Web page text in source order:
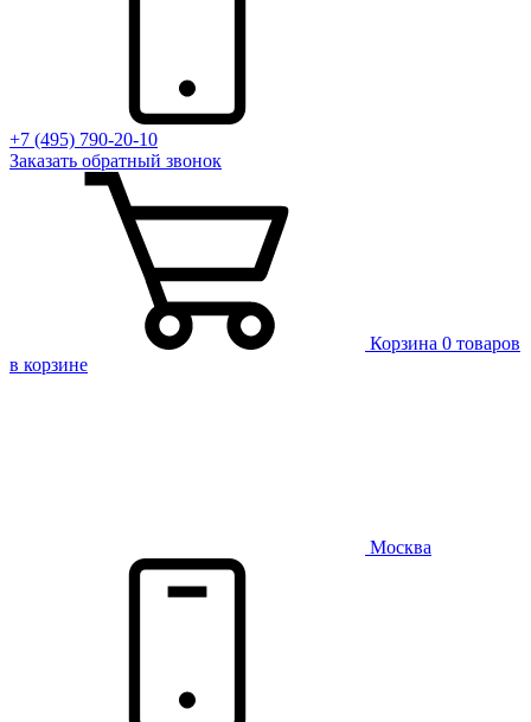
+7 (495) 790-20-10
Заказать обратный звонок
Корзина 0 товаров
в корзине
Москва